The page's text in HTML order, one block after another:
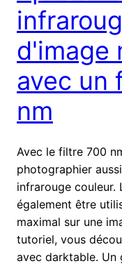
d'image
avec un
nm
Avec le filtre 700
photographier
infrarouge couleur.
également être
maximal sur une
tutoriel, vous
avec darktable. Un